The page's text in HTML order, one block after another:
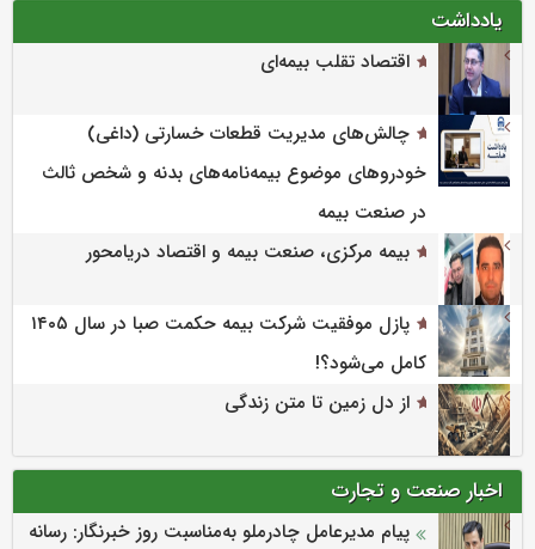
یادداشت
اقتصاد تقلب بیمه‌ای
چالش‌های مدیریت قطعات خسارتی (داغی)
خودروهای موضوع بیمه‌نامه‌های بدنه و شخص ثالث
در صنعت بیمه
بیمه مرکزی، صنعت بیمه و اقتصاد دریامحور
پازل موفقیت شرکت بیمه حکمت صبا در سال ۱۴۰۵
کامل می‌شود؟!
از دل زمین تا متن زندگی
اخبار صنعت و تجارت
پیام مدیرعامل چادرملو به‌مناسبت روز خبرنگار: رسانه